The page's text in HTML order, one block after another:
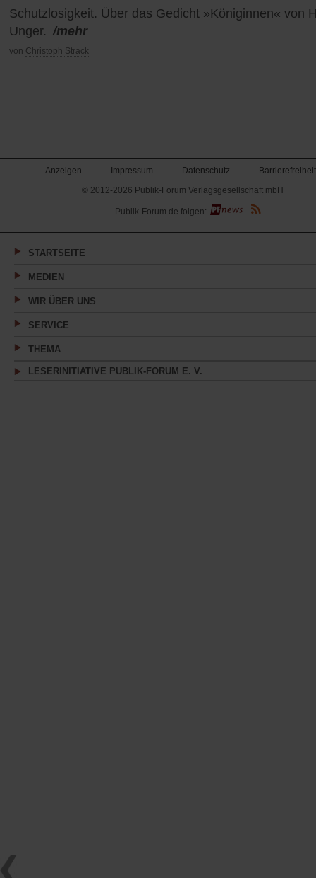
Schutzlosigkeit. Über das Gedicht »Königinnen« von
Unger. /mehr
von Christoph Strack
Anzeigen Impressum Datenschutz
Barrierefreiheit
© 2012-2026 Publik-Forum Verlagsgesellschaft mbH
(Öffnet
in
neuen
Publik-Forum.de folgen:
STARTSEITE
MEDIEN
WIR ÜBER UNS
SERVICE
THEMA
LESERINITIATIVE PUBLIK-FORUM E. V.